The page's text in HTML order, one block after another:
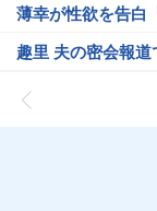
薄幸が性欲を告白
趣里 夫の密会報